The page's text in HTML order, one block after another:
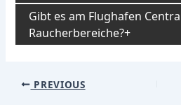
Gibt es am Flughafen
Raucherbereiche?
Post
PREVIOUS